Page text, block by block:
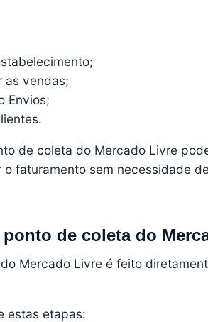
as vendas;
Envios;
de coleta do Mercado Livre
faturamento sem necessidade
de coleta do
Mercado Livre é feito
estas etapas: